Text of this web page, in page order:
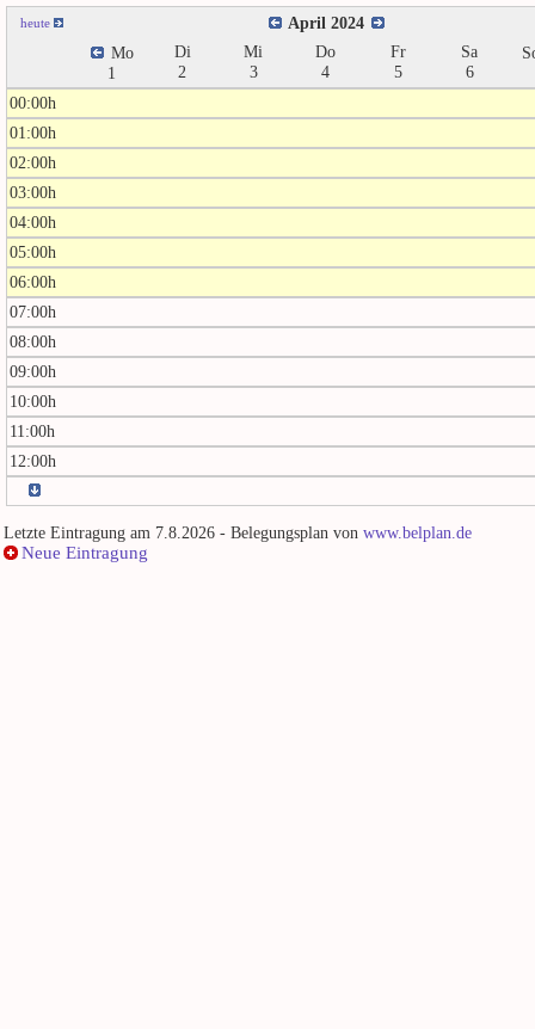
heute
April 2024
Mo
1
Di
2
Mi
3
Do
4
Fr
5
Sa
6
00:00h
01:00h
02:00h
03:00h
04:00h
05:00h
06:00h
07:00h
08:00h
09:00h
10:00h
11:00h
12:00h
Letzte Eintragung am 7.8.2026 - Belegungsplan von www.belplan.de
Neue Eintragung